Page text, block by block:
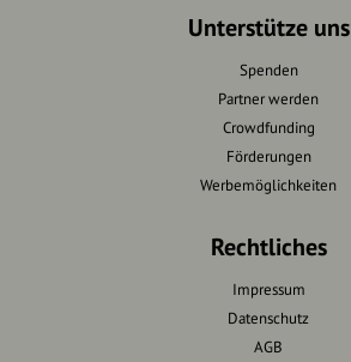
Unterstütze uns
Spenden
Partner werden
Crowdfunding
Förderungen
Werbemöglichkeiten
Rechtliches
Impressum
Datenschutz
AGB